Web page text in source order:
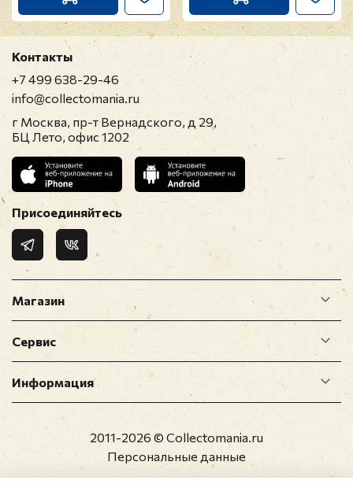
Магазин
Сервис
Информация
Контакты
+7 499 638-29-46
info@collectomania.ru
г Москва, пр-т Вернадского, д 29,
БЦ Лето, офис 1202
Присоединяйтесь
2011-2026 © Collectomania.ru
Персональные данные